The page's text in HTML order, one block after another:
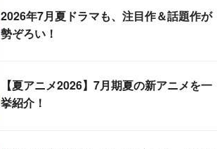
2026年7月夏ドラマも、注目作＆話題作が
勢ぞろい！
【夏アニメ2026】7月期夏の新アニメを一
挙紹介！